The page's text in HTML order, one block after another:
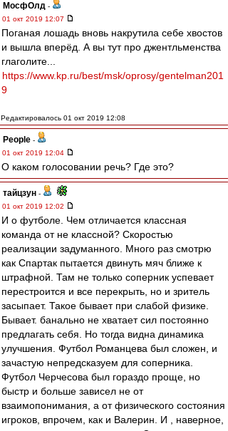
МосфОлд -
01 окт 2019 12:07
Поганая лошадь вновь накрутила себе хвостов
и вышла вперёд. А вы тут про джентльменства
глаголите...
https://www.kp.ru/best/msk/oprosy/gentelman201
9
Редактировалось 01 окт 2019 12:08
People -
01 окт 2019 12:04
О каком голосовании речь? Где это?
тайцзун -
01 окт 2019 12:02
И о футболе. Чем отличается классная
команда от не классной? Скоростью
реализации задуманного. Много раз смотрю
как Спартак пытается двинуть мяч ближе к
штрафной. Там не только соперник успевает
перестроится и все перекрыть, но и зритель
засыпает. Такое бывает при слабой физике.
Бывает. банально не хватает сил постоянно
предлагать себя. Но тогда видна динамика
улучшения. Футбол Романцева был сложен, и
зачастую непредсказуем для соперника.
Футбол Черчесова был гораздо проще, но
быстр и больше зависел не от
взаимопонимания, а от физического состояния
игроков, впрочем, как и Валерин. И , наверное,